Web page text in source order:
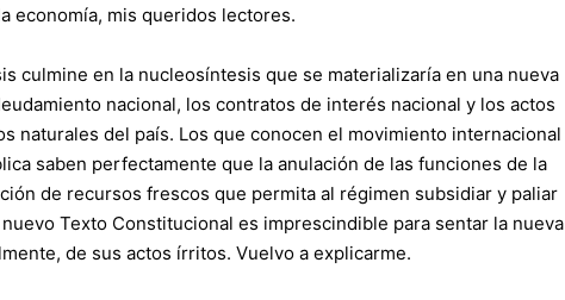
economía, mis queridos lectores.
culmine en la nucleosíntesis que se materializaría en una nueva
nacional, los contratos de interés nacional y los actos
naturales del país. Los que conocen el movimiento internacional
saben perfectamente que la anulación de las funciones de la
de recursos frescos que permita al régimen subsidiar y paliar
Texto Constitucional es imprescindible para sentar la nueva
de sus actos írritos. Vuelvo a explicarme.